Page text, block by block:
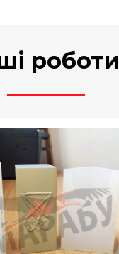
роботи